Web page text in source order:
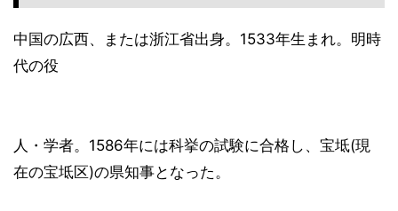
中国の広西、または浙江省出身。1533年生まれ。明時
代の役
人・学者。1586年には科挙の試験に合格し、宝坻(現
在の宝坻区)の県知事となった。